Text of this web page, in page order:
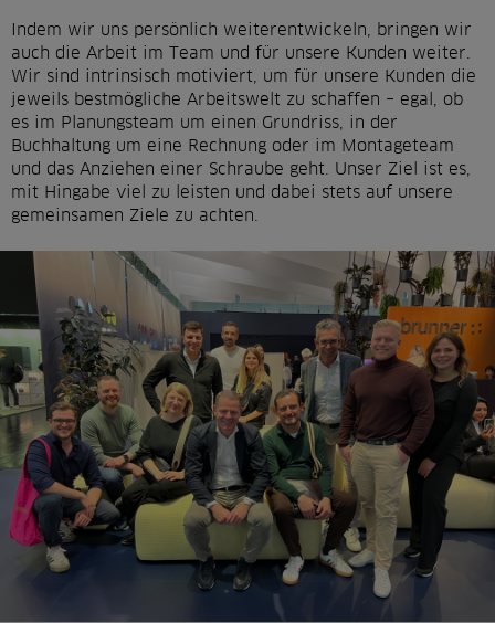
Indem wir uns persönlich weiterentwickeln, bringen wir
auch die Arbeit im Team und für unsere Kunden weiter.
Wir sind intrinsisch motiviert, um für unsere Kunden die
jeweils bestmögliche Arbeitswelt zu schaffen – egal, ob
es im Planungsteam um einen Grundriss, in der
Buchhaltung um eine Rechnung oder im Montageteam
und das Anziehen einer Schraube geht. Unser Ziel ist es,
mit Hingabe viel zu leisten und dabei stets auf unsere
gemeinsamen Ziele zu achten.